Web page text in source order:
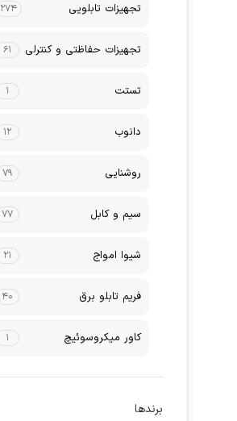
تجهیزات تابلویی ۲۷۴
تجهیزات حفاظتی و کنترلی ۶۱
تستت ۱
دانوب ۱۲
روشنایی ۷۹
سیم و کابل ۷۷
شیوا امواج ۲۱
فریم تابلو برق ۴۰
کاور میکروسوئیچ ۱
برندها